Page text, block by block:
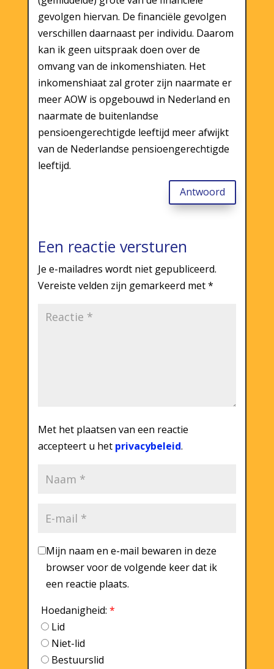
gevolgen hiervan. De financiële gevolgen
verschillen daarnaast per individu. Daarom
kan ik geen uitspraak doen over de
omvang van de inkomenshiaten. Het
inkomenshiaat zal groter zijn naarmate er
meer AOW is opgebouwd in Nederland en
naarmate de buitenlandse
pensioengerechtigde leeftijd meer afwijkt
van de Nederlandse pensioengerechtigde
leeftijd.
Antwoord
Een reactie versturen
Je e-mailadres wordt niet gepubliceerd.
Vereiste velden zijn gemarkeerd met*
Met het plaatsen van een reactie
accepteert u het privacybeleid.
Mijn naam en e-mail bewaren in deze
browser voor de volgende keer dat ik
een reactie plaats.
Hoedanigheid: *
Lid
Niet-lid
Bestuurslid